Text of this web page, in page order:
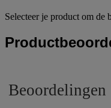
Selecteer je product om de